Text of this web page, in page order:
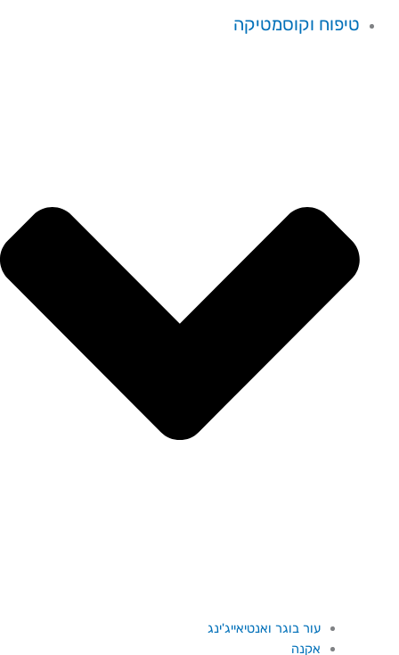
טיפוח וקוסמטיקה
עור בוגר ואנטיאייג'ינג
אקנה